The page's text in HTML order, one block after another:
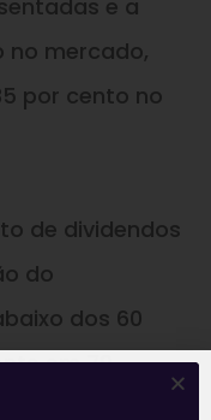
e a
no mercado,
por cento no
de dividendos
do
dos 60
em 79